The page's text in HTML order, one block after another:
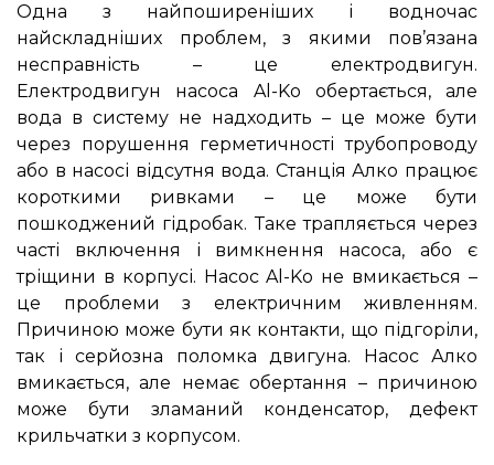
Одна з найпоширеніших і водночас
найскладніших проблем, з якими пов’язана
несправність – це електродвигун.
Електродвигун насоса Al-Ko обертається, але
вода в систему не надходить – це може бути
через порушення герметичності трубопроводу
або в насосі відсутня вода. Станція Алко працює
короткими ривками – це може бути
пошкоджений гідробак. Таке трапляється через
часті включення і вимкнення насоса, або є
тріщини в корпусі. Насос Al-Ko не вмикається –
це проблеми з електричним живленням.
Причиною може бути як контакти, що підгоріли,
так і серйозна поломка двигуна. Насос Алко
вмикається, але немає обертання – причиною
може бути зламаний конденсатор, дефект
крильчатки з корпусом.